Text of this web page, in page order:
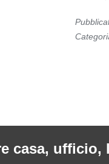
casa, ufficio,